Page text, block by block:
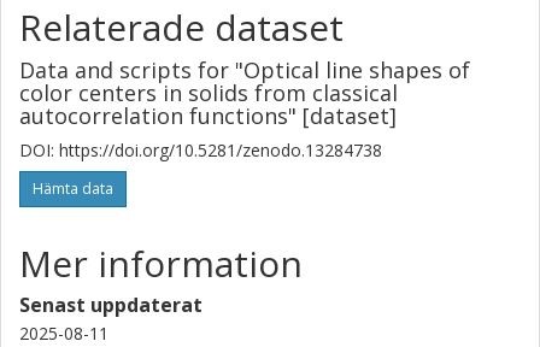
Relaterade dataset
Data and scripts for "Optical line shapes of
color centers in solids from classical
autocorrelation functions" [dataset]
DOI: https://doi.org/10.5281/zenodo.13284738
Hämta data
Mer information
Senast uppdaterat
2025-08-11